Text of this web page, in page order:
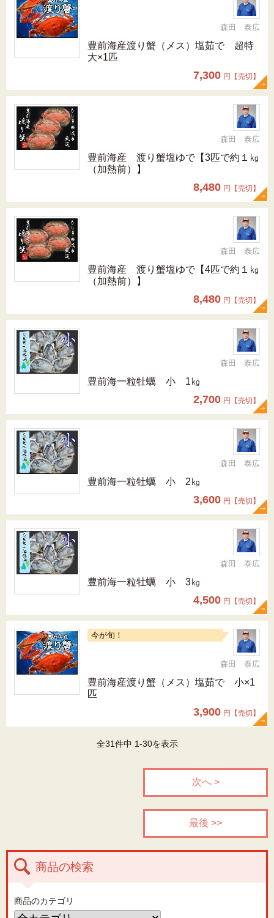
森田 泰広
豊前海産渡り蟹（メス）塩茹で 超特
大×1匹
7,300 円【売切】
森田 泰広
豊前海産 渡り蟹塩ゆで【3匹で約１㎏
（加熱前）】
8,480 円【売切】
森田 泰広
豊前海産 渡り蟹塩ゆで【4匹で約１㎏
（加熱前）】
8,480 円【売切】
森田 泰広
豊前海一粒牡蠣 小 1㎏
2,700 円【売切】
森田 泰広
豊前海一粒牡蠣 小 2㎏
3,600 円【売切】
森田 泰広
豊前海一粒牡蠣 小 3㎏
4,500 円【売切】
今が旬！
森田 泰広
豊前海産渡り蟹（メス）塩茹で 小×1
匹
3,900 円【売切】
全31件中 1-30を表示
次へ >
最後 >>
商品の検索
商品のカテゴリ